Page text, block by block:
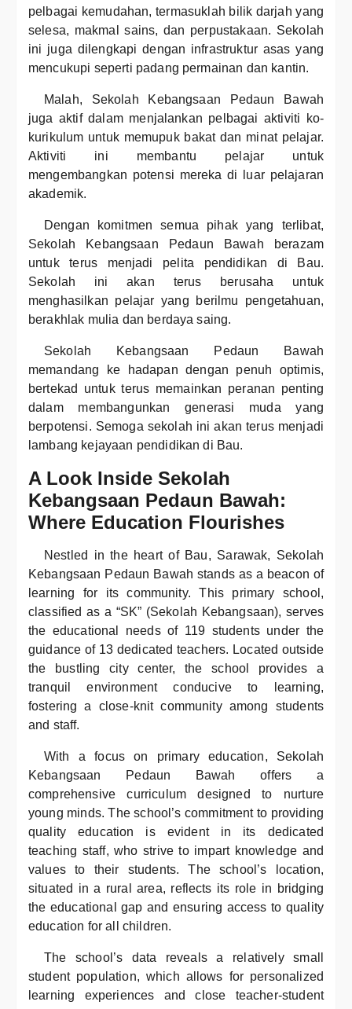
pelbagai kemudahan, termasuklah bilik darjah yang
selesa, makmal sains, dan perpustakaan. Sekolah
ini juga dilengkapi dengan infrastruktur asas yang
mencukupi seperti padang permainan dan kantin.
Malah, Sekolah Kebangsaan Pedaun Bawah
juga aktif dalam menjalankan pelbagai aktiviti ko-
kurikulum untuk memupuk bakat dan minat pelajar.
Aktiviti ini membantu pelajar untuk
mengembangkan potensi mereka di luar pelajaran
akademik.
Dengan komitmen semua pihak yang terlibat,
Sekolah Kebangsaan Pedaun Bawah berazam
untuk terus menjadi pelita pendidikan di Bau.
Sekolah ini akan terus berusaha untuk
menghasilkan pelajar yang berilmu pengetahuan,
berakhlak mulia dan berdaya saing.
Sekolah Kebangsaan Pedaun Bawah
memandang ke hadapan dengan penuh optimis,
bertekad untuk terus memainkan peranan penting
dalam membangunkan generasi muda yang
berpotensi. Semoga sekolah ini akan terus menjadi
lambang kejayaan pendidikan di Bau.
A Look Inside Sekolah
Kebangsaan Pedaun Bawah:
Where Education Flourishes
Nestled in the heart of Bau, Sarawak, Sekolah
Kebangsaan Pedaun Bawah stands as a beacon of
learning for its community. This primary school,
classified as a “SK” (Sekolah Kebangsaan), serves
the educational needs of 119 students under the
guidance of 13 dedicated teachers. Located outside
the bustling city center, the school provides a
tranquil environment conducive to learning,
fostering a close-knit community among students
and staff.
With a focus on primary education, Sekolah
Kebangsaan Pedaun Bawah offers a
comprehensive curriculum designed to nurture
young minds. The school’s commitment to providing
quality education is evident in its dedicated
teaching staff, who strive to impart knowledge and
values to their students. The school’s location,
situated in a rural area, reflects its role in bridging
the educational gap and ensuring access to quality
education for all children.
The school’s data reveals a relatively small
student population, which allows for personalized
learning experiences and close teacher-student